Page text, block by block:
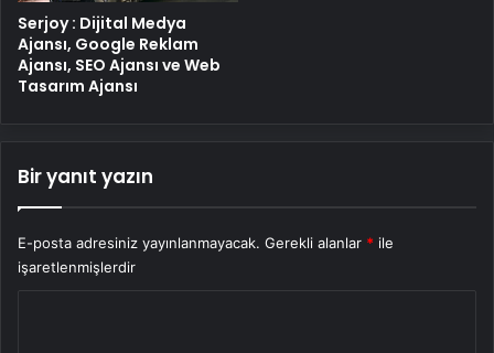
Serjoy : Dijital Medya
Ajansı, Google Reklam
Ajansı, SEO Ajansı ve Web
Tasarım Ajansı
Bir yanıt yazın
E-posta adresiniz yayınlanmayacak. Gerekli alanlar * ile
işaretlenmişlerdir